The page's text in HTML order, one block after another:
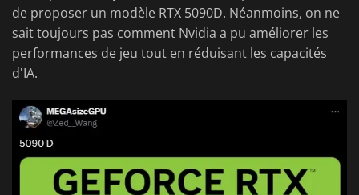
de proposer un modèle RTX 5090D. Néanmoins, on ne
sait toujours pas comment Nvidia a pu améliorer les
performances de jeu tout en réduisant les capacités
d'IA.